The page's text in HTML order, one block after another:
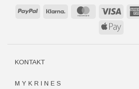
PayPal Klarna MasterCard Visa
Apple
KONTAKT
M Y K R I N E S